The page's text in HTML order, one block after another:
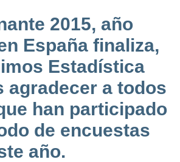
2015, año
España finaliza,
Estadística
agradecer a todos
han participado
de encuestas
año.